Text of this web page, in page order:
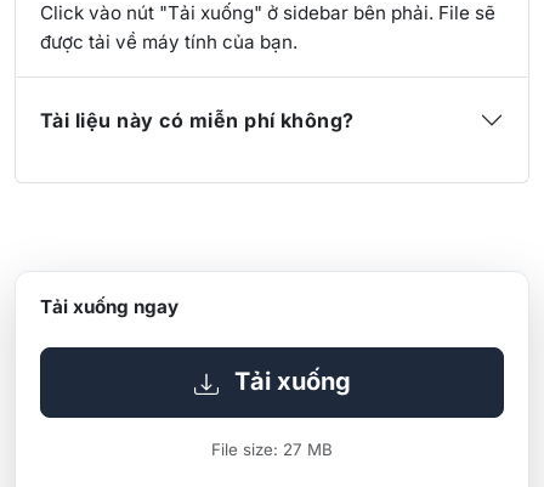
Click vào nút "Tải xuống" ở sidebar bên phải. File sẽ
được tải về máy tính của bạn.
Tài liệu này có miễn phí không?
Tải xuống ngay
Tải xuống
File size: 27 MB